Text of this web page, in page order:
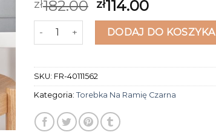
zł182.00 zł114.00
ilość torebka na ramię czarnaDODAJ DO KOSZYKA
SKU: FR-40111562
Kategoria: Torebka Na Ramię Czarna